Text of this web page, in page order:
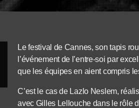
Le festival de Cannes, son tapis
l’événement de l’entre-soi par
que les équipes en aient compris
C’est le cas de Lazlo Neslem,
avec Gilles Lellouche dans le rôle